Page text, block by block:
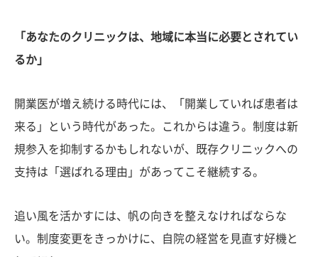
「あなたのクリニックは、地域に本当に必要とされてい
るか」
開業医が増え続ける時代には、「開業していれば患者は
来る」という時代があった。これからは違う。制度は新
規参入を抑制するかもしれないが、既存クリニックへの
支持は「選ばれる理由」があってこそ継続する。
追い風を活かすには、帆の向きを整えなければならな
い。制度変更をきっかけに、自院の経営を見直す好機と